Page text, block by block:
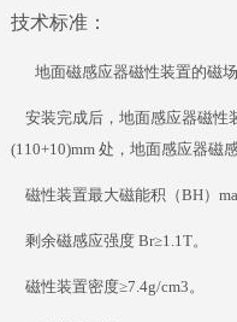
技术标准：
地面磁感应器磁性装置的磁
安装完成后，地面感应器磁性
(110+10)mm 处，地面感应器磁
磁性装置最大磁能积（BH）
剩余磁感应强度 Br≥1.1T。
磁性装置密度≥7.4g/cm3。